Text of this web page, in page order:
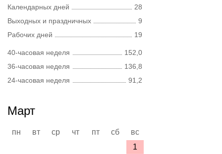
Календарных дней
28
Выходных и праздничных
9
Рабочих дней
19
40-часовая неделя
152,0
36-часовая неделя
136,8
24-часовая неделя
91,2
Март
пн вт ср чт пт сб
вс
1